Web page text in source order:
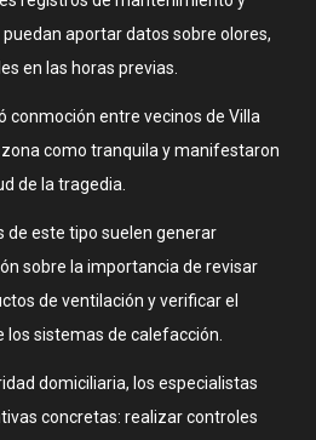
aportar datos sobre olores,
en las horas previas.
conmoción entre vecinos de Villa
como tranquila y manifestaron
de la tragedia.
de este tipo suelen generar
sobre la importancia de revisar
de ventilación y verificar el
sistemas de calefacción.
domiciliaria, los especialistas
concretas: realizar controles